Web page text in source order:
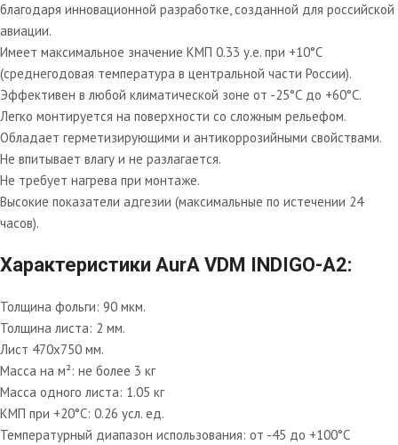
благодаря инновационной разработке, созданной для российской
авиации.
Имеет максимальное значение КМП 0.33 у.е. при +10°С
(среднегодовая температура в центральной части России).
Эффективен в любой климатической зоне от -25°С до +60°С.
Легко монтируется на поверхности со сложным рельефом.
Обладает герметизирующими и антикоррозийными свойствами.
Не впитывает влагу и не разлагается.
Не требует нагрева при монтаже.
Высокие показатели адгезии (максимальные по истечении 24
часов).
Характеристики AurA VDM INDIGO-A2:
Толщина фольги: 90 мкм.
Толщина листа: 2 мм.
Лист 470х750 мм.
Масса на м²: не более 3 кг
Масса одного листа: 1.05 кг
КМП при +20°C: 0.26 усл. ед.
Температурный диапазон использования: от -45 до +100°С